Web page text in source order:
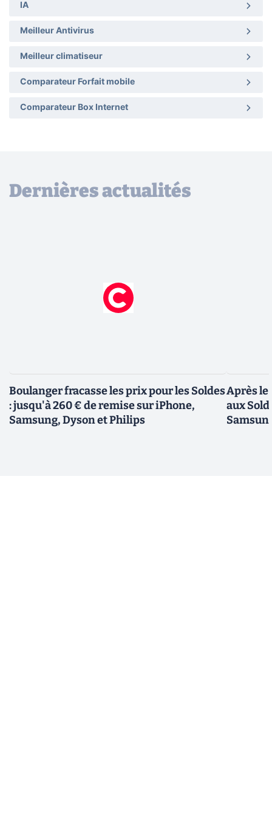
IA
Meilleur Antivirus
Meilleur climatiseur
Comparateur Forfait mobile
Comparateur Box Internet
Dernières actualités
Boulanger fracasse les prix pour les Soldes
: jusqu'à 260 € de remise sur iPhone,
Samsung, Dyson et Philips
Après le
aux